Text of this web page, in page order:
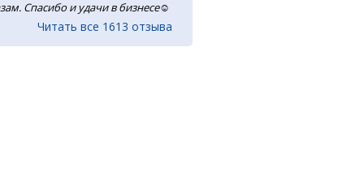
Спасибо и удачи в бизнесе☺️
Читать все 1613 отзыва